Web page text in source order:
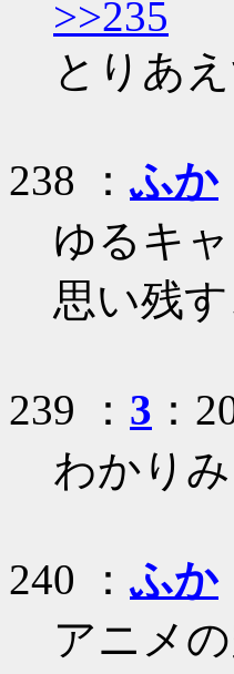
>>235
とりあ
238 ：ふか
ゆるキ
思い残
239 ： 3 ：
わかりみ
240 ：ふか
アニメ